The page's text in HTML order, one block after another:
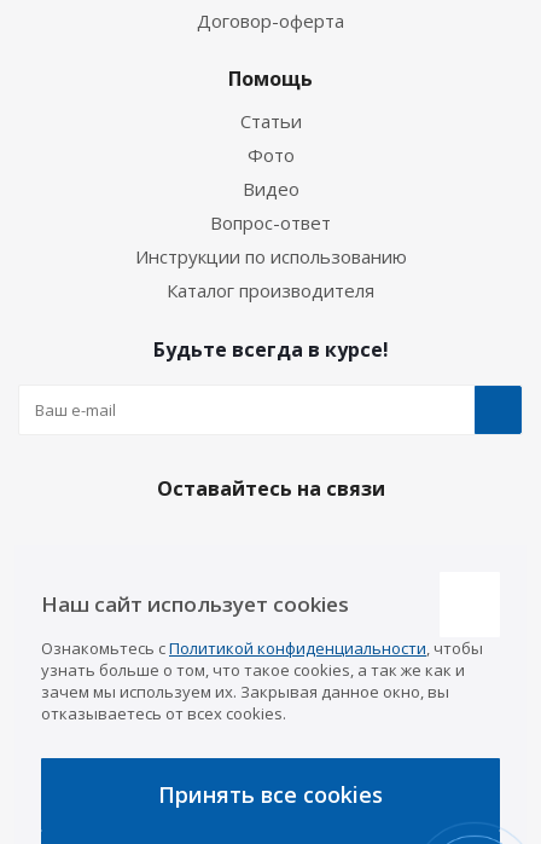
Договор-оферта
Помощь
Статьи
Фото
Видео
Вопрос-ответ
Инструкции по использованию
Каталог производителя
Будьте всегда в курсе!
Оставайтесь на связи
Наши контакты
Казань
8 (843) 207-03-08
Уфа
8 (347) 258-84-87
8 (8552) 92-33-79
Чебоксары
8 (8352) 38-88-37
info@a-pricep.ru
Наш сайт использует cookies
Ознакомьтесь сПолитикой конфиденциальности, чтобы
узнать больше о том, что такое cookies, а так же как и
зачем мы используем их. Закрывая данное окно, вы
отказываетесь от всех cookies.
Принять все cookies